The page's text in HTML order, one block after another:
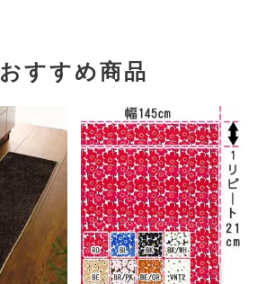
おすすめ商品